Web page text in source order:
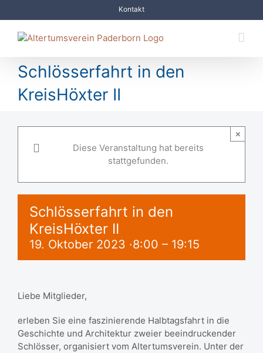
Inhalt
springen
Kontakt
Schlösserfahrt in den
KreisHöxter II
Diese Veranstaltung hat bereits
stattgefunden.
×
Schlösserfahrt in den
KreisHöxter II
19. Oktober 2023 ·8:00 – 19:15
Liebe Mitglieder,
erleben Sie eine faszinierende Halbtagsfahrt in die
Geschichte und Architektur zweier beeindruckender
Schlösser, organisiert vom Altertumsverein. Unter der